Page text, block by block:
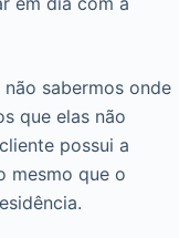
sabermos onde
que elas não
possui a
mesmo que o